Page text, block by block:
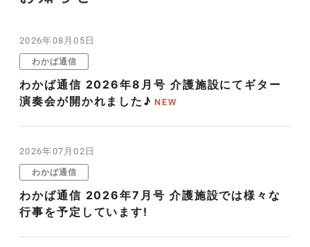
2026年08月05日
わかば通信
わかば通信 2026年8月号 介護施設にてギター
演奏会が開かれました♪
2026年07月02日
わかば通信
わかば通信 2026年7月号 介護施設では様々な
行事を予定しています!